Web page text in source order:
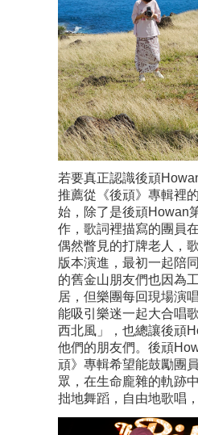
若要真正認識後頑
推薦從《後頑》專輯裡
始，除了是後頑Howan
作，歌詞裡描寫的團員
偶然瞥見的打牌老人，
版本演進，最初一起陪
的舊金山朋友們也因為
居，但樂團每回現場演
能吸引樂迷一起大合唱
西北風」，也總讓後頑
他們的朋友們。後頑
頑》專輯希望能鼓勵團
眾，在生命龐雜的軌跡
拙地舞蹈，自由地歌唱